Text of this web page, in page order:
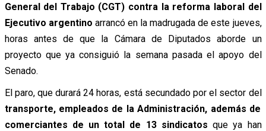
General del Trabajo (CGT) contra la reforma laboral del
Ejecutivo argentino arrancó en la madrugada de este jueves,
horas antes de que la Cámara de Diputados aborde un
proyecto que ya consiguió la semana pasada el apoyo del
Senado.
El paro, que durará 24 horas, está secundado por el sector del
transporte, empleados de la Administración, además de
comerciantes de un total de 13 sindicatos que ya han